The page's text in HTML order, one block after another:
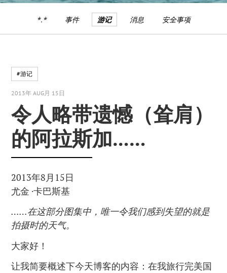
*.* 事件 游记 消息 安全事项
#游记
2013年 AUG月 15日
令人略带遗憾（耸肩）
的阿拉斯加……
2013年8月15日
尤金 ·卡巴斯基
……在这部分图集中，唯一令我们感到失望的就是
拍摄时的天气。
大家好！
让我简要概述下今天博客的内容：在我旅行完美国